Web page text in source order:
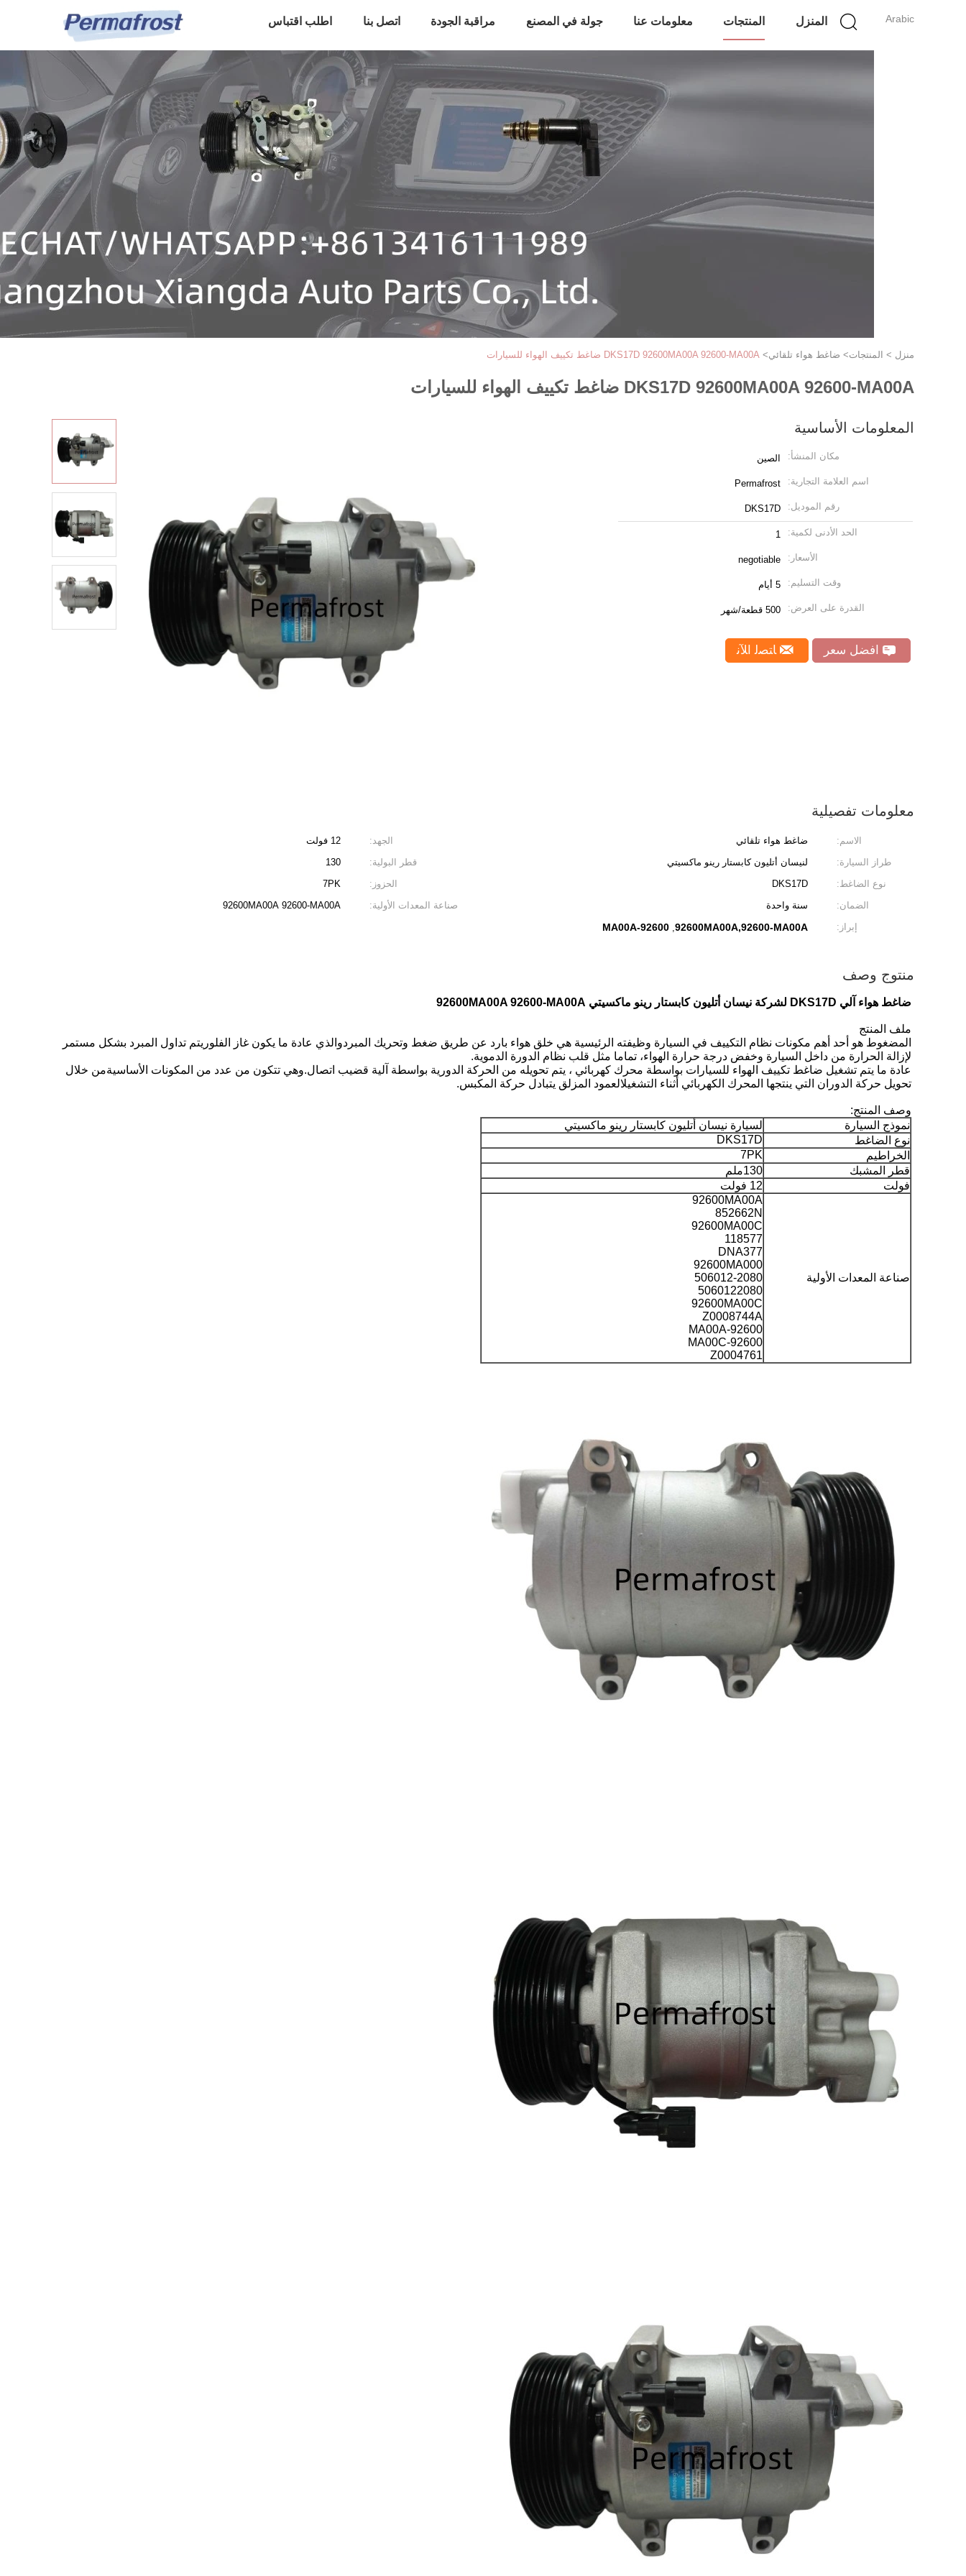
Arabic المنزل المنتجات معلومات عنا جولة في المصنع مراقبة الجودة اتصل بنا اطلب اقتباس
منزل > المنتجات> ضاغط هواء تلقائي> DKS17D 92600MA00A 92600-MA00A ضاغط تكييف الهواء للسيارات
DKS17D 92600MA00A 92600-MA00A ضاغط تكييف الهواء للسيارات
المعلومات الأساسية
مكان المنشأ: الصين
اسم العلامة التجارية: Permafrost
رقم الموديل: DKS17D
الحد الأدنى لكمية: 1
الأسعار: negotiable
وقت التسليم: 5 أيام
القدرة على العرض: 500 قطعة/شهر
افضل سعر ﺎﺘﺼﻟ ﺍﻶﻧ
معلومات تفصيلية
الاسم: ضاغط هواء تلقائي الجهد:
12 فولت
طراز السيارة:
لنيسان أتليون كابستار رينو ماكسيتي قطر البولية:
130
نوع الضاغط:
DKS17D الحزوز:
7PK
الضمان:
سنة واحدة صناعة المعدات الأولية:
92600MA00A 92600-MA00A
إبراز:
92600MA00A,92600-MA00A
,
92600-MA00A
منتوج وصف
ضاغط هواء آلي DKS17D لشركة نيسان أتليون كابستار رينو ماكسيتي 92600MA00A 92600-MA00A
ملف المنتج
المضغوط هو أحد أهم مكونات نظام التكييف في السيارة وظيفته الرئيسية هي خلق هواء بارد عن طريق ضغط وتحريك المبردوالذي عادة ما يكون غاز الفلوريتم تداول المبرد بشكل مستمر
لإزالة الحرارة من داخل السيارة وخفض درجة حرارة الهواء، تماما مثل قلب نظام الدورة الدموية.
عادة ما يتم تشغيل ضاغط تكييف الهواء للسيارات بواسطة محرك كهربائي ، يتم تحويله من الحركة الدورية بواسطة آلية قضيب اتصال.وهي تتكون من عدد من المكونات الأساسيةمن خلال
تحويل حركة الدوران التي ينتجها المحرك الكهربائي أثناء التشغيلالعمود المزلق يتبادل حركة المكبس.
وصف المنتج:
نموذج السيارة
لسيارة نيسان أتليون كابستار رينو ماكسيتي
نوع الضاغط
DKS17D
الخراطيم
7PK
قطر المشبك
130ملم
فولت
12 فولت
صناعة المعدات الأولية
92600MA00A
852662N
92600MA00C
118577
DNA377
92600MA000
506012-2080
5060122080
92600MA00C
Z0008744A
92600-MA00A
92600-MA00C
Z0004761